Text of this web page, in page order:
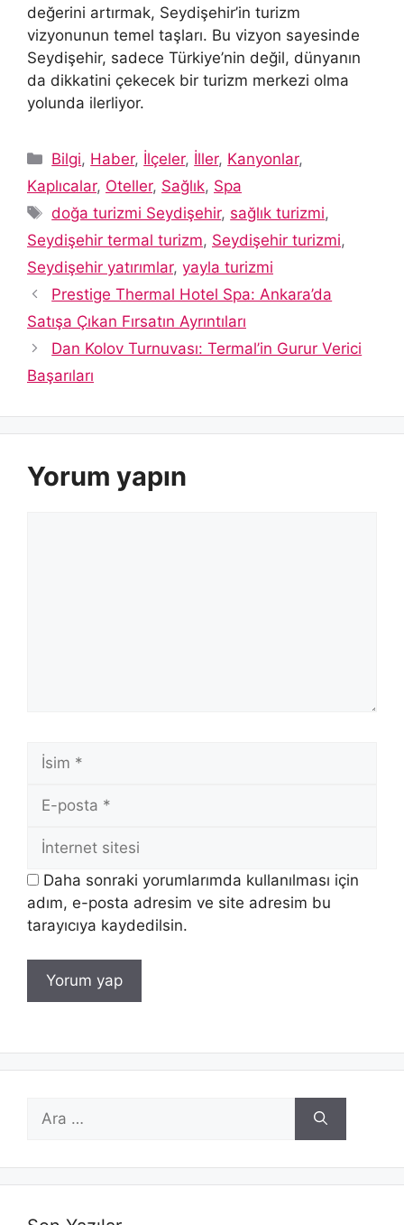
değerini artırmak, Seydişehir’in turizm
vizyonunun temel taşları. Bu vizyon sayesinde
Seydişehir, sadece Türkiye’nin değil, dünyanın
da dikkatini çekecek bir turizm merkezi olma
yolunda ilerliyor.
Kategoriler
Bilgi, Haber, İlçeler, İller, Kanyonlar,
Kaplıcalar, Oteller, Sağlık, Spa
Etiketler
doğa turizmi Seydişehir, sağlık turizmi,
Seydişehir termal turizm, Seydişehir turizmi,
Seydişehir yatırımlar, yayla turizmi
Prestige Thermal Hotel Spa: Ankara’da
Satışa Çıkan Fırsatın Ayrıntıları
Dan Kolov Turnuvası: Termal’in Gurur Verici
Başarıları
Yorum yapın
İsim
posta
İnternet
sitesi
Daha sonraki yorumlarımda kullanılması için
adım, e-posta adresim ve site adresim bu
tarayıcıya kaydedilsin.
ara